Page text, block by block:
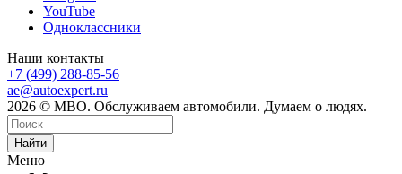
YouTube
Одноклассники
Наши контакты
+7 (499) 288-85-56
ae@autoexpert.ru
2026 © МВО. Обслуживаем автомобили. Думаем о людях.
Найти
Меню